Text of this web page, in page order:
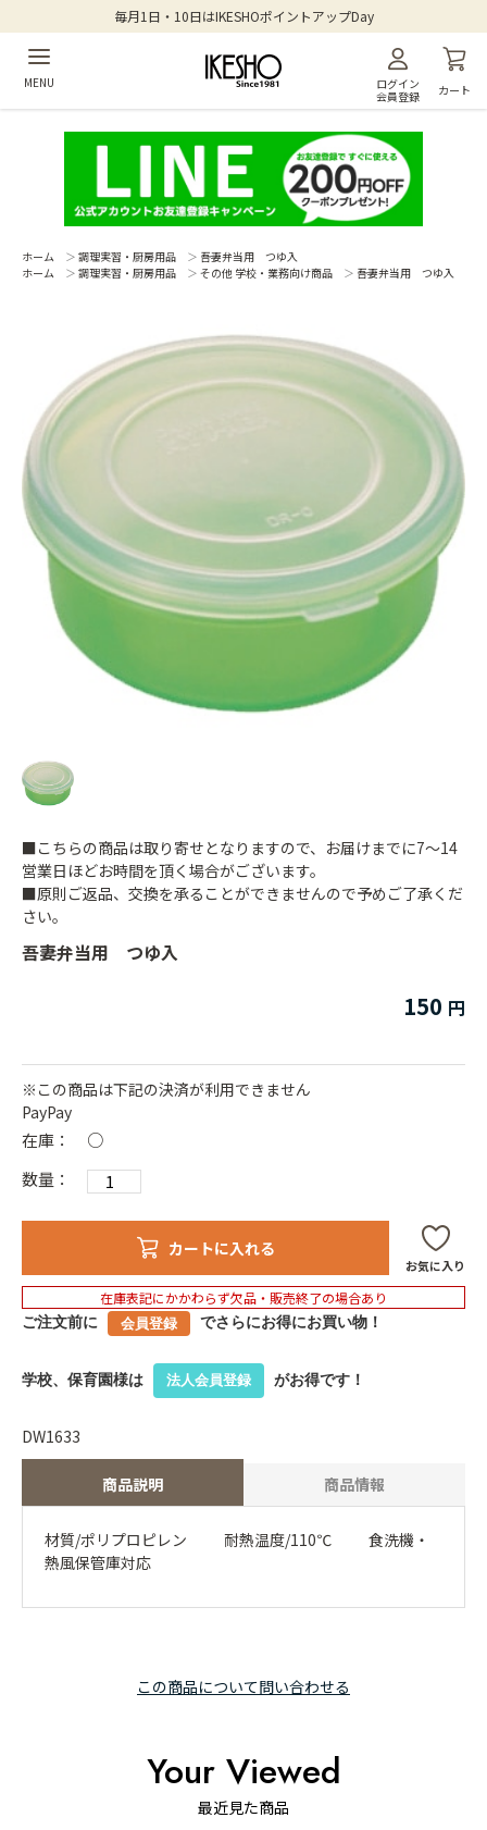
毎月1日・10日はIKESHOポイントアップDay
MENU
ログイン
会員登録
カート
ホーム ＞ 調理実習・厨房用品 ＞ 吾妻弁当用 つゆ入
ホーム
＞ 調理実習・厨房用品 ＞ その他 学校・業務向け商品 ＞ 吾妻弁当用 つゆ入
吾妻弁当用 つゆ入
150
※この商品は下記の決済が利用できません
PayPay
在庫：
○
数量：
カートに入れる
お気に入り
在庫表記にかかわらず欠品・販売終了の場合あり
ご注文前に 会員登録 でさらにお得にお買い物！
学校、保育園様は 法人会員登録 がお得です！
商品説明 商品情報
材質/ポリプロピレン 耐熱温度/110℃ 食洗機・
熱風保管庫対応
この商品について問い合わせる
■こちらの商品は取り寄せとなりますので、お届けまでに7～14
営業日ほどお時間を頂く場合がございます。
■原則ご返品、交換を承ることができませんので予めご了承くだ
さい。
DW1633
Your Viewed
最近見た商品